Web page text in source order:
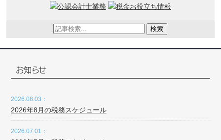
検索
お知らせ
2026.08.03：
2026年8月の税務スケジュール
2026.07.01：